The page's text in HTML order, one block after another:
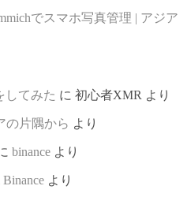
でスマホ写真管理 | アジア
してみた に 初心者XMR より
の片隅から より
binance より
Binance より